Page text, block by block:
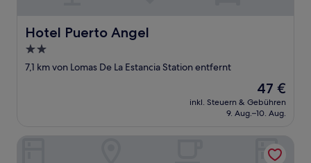
Hotel Puerto Angel
Hotel Puerto Angel
2.0-
Sterne-
7,1 km von Lomas De La Estancia Station entfernt
Der
Preis
beträgt
47 €
inkl. Steuern & Gebühren
9. Aug.–10. Aug.